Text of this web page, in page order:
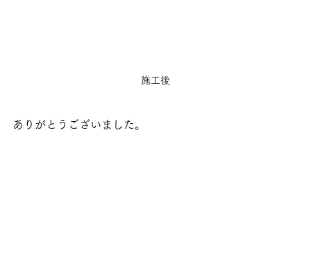
施工後
ありがとうございました。